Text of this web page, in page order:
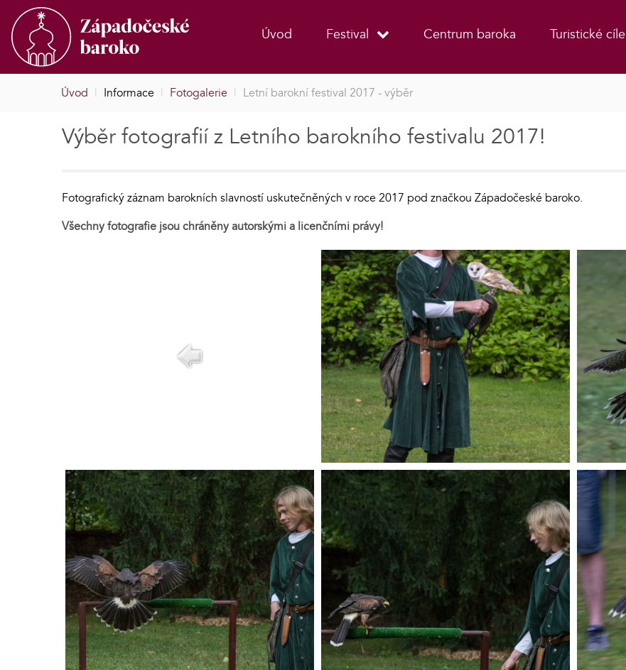
Úvod Festival Centrum baroka Turistické cíle
Úvod | Informace | Fotogalerie | Letní barokní festival 2017 - výběr
Výběr fotografií z Letního barokního festivalu 2017!
Fotografický záznam barokních slavností uskutečněných v roce 2017 pod značkou Západočeské baroko.
Všechny fotografie jsou chráněny autorskými a licenčními právy!